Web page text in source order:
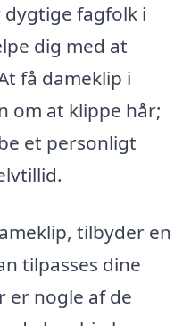
fagfolk i
dig med at
få dameklip i
om at klippe hår;
et personligt
tilbyder en
tilpasses dine
er nogle af de